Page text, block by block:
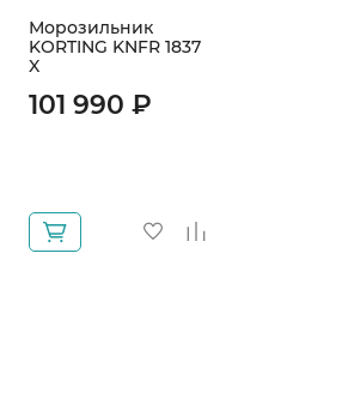
Морозильник
KORTING KNFR 1837
X
101 990 ₽